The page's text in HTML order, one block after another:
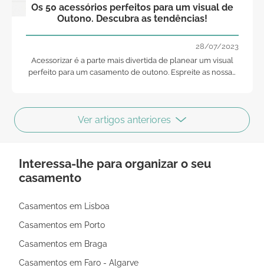
Os 50 acessórios perfeitos para um visual de
Outono. Descubra as tendências!
28/07/2023
Acessorizar é a parte mais divertida de planear um visual
perfeito para um casamento de outono. Espreite as nossas
Ver artigos anteriores
Interessa-lhe para organizar o seu
casamento
Casamentos em Lisboa
Casamentos em Porto
Casamentos em Braga
Casamentos em Faro - Algarve